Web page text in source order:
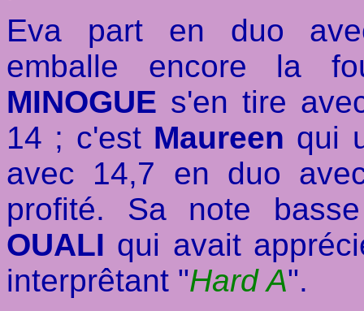
Eva part en duo
emballe encore la
MINOGUE s'en tire
14 ; c'est Maureen qui
avec 14,7 en duo
profité. Sa note
OUALI qui avait
interprêtant "Hard A".